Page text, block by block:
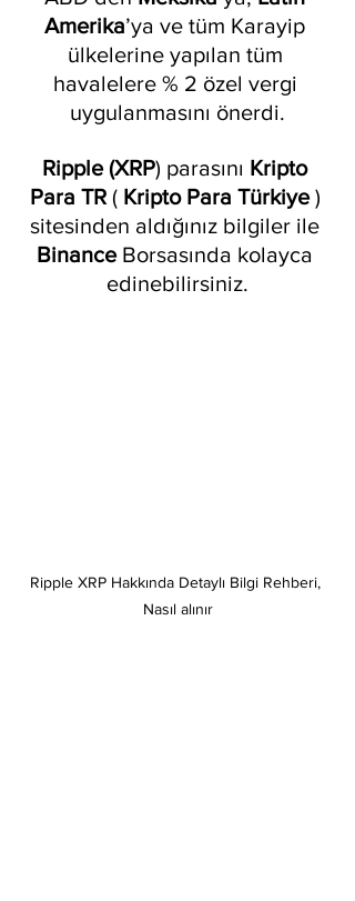
Amerika’ya ve tüm Karayip
ülkelerine yapılan tüm
havalelere % 2 özel vergi
uygulanmasını önerdi.
Ripple (XRP) parasını Kripto
Para TR ( Kripto Para Türkiye )
sitesinden aldığınız bilgiler ile
Binance Borsasında kolayca
edinebilirsiniz.
Ripple XRP Hakkında Detaylı Bilgi Rehberi,
Nasıl alınır